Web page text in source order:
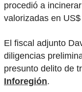
procedió a
valorizadas en
El fiscal adjunto
diligencias
presunto delito de
Inforegión.